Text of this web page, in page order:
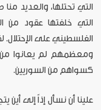
التي تحتلها، والعديد منا
التي خلفتها عقود من
الفلسطيني على
ومعظمهم لم يعانوا من
كسواهم من السوريين.
علينا أن نسأل إذاً إلى